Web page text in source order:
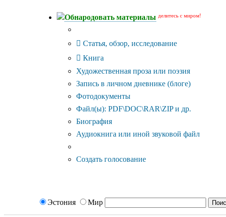
Обнародовать материалы делитесь с миром!
Статья, обзор, исследование
Книга
Художественная проза или поэзия
Запись в личном дневнике (блоге)
Фотодокументы
Файл(ы): PDF\DOC\RAR\ZIP и др.
Биография
Аудиокнига или иной звуковой файл
Создать голосование
Эстония Мир